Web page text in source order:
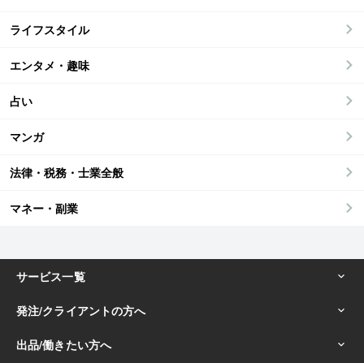
ライフスタイル
エンタメ・趣味
占い
マンガ
法律・税務・士業全般
マネー・副業